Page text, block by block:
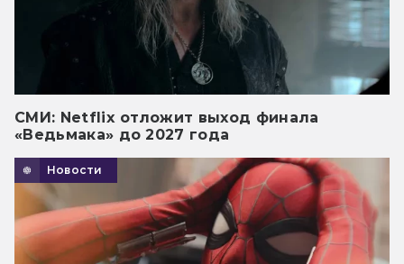
СМИ: Netflix отложит выход финала
«Ведьмака» до 2027 года
Новости